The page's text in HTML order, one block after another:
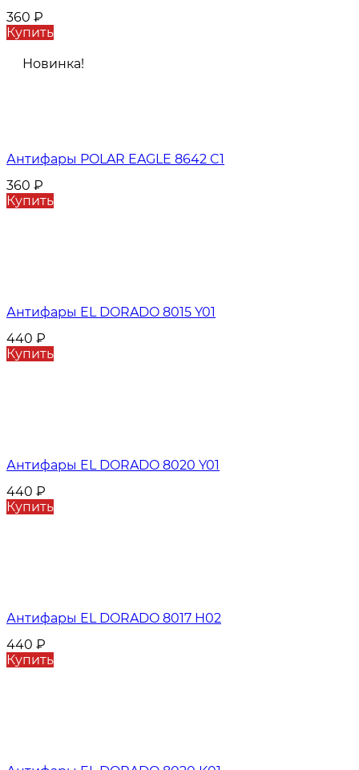
360 ₽
Купить
Новинка!
Антифары POLAR EAGLE 8642 C1
360 ₽
Купить
Антифары EL DORADO 8015 Y01
440 ₽
Купить
Антифары EL DORADO 8020 Y01
440 ₽
Купить
Антифары EL DORADO 8017 H02
440 ₽
Купить